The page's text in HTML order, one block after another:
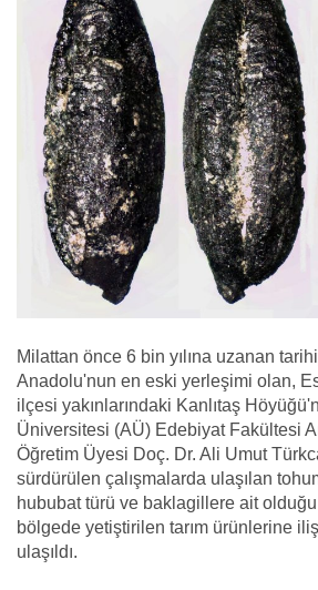
Milattan önce 6 bin yılına uzanan
Anadolu'nun en eski yerleşimi olan,
ilçesi yakınlarındaki Kanlıtaş
Üniversitesi (AÜ) Edebiyat Fakültesi
Öğretim Üyesi Doç. Dr. Ali Umut
sürdürülen çalışmalarda ulaşılan
hububat türü ve baklagillere ait
bölgede yetiştirilen tarım ürünlerine
ulaşıldı.